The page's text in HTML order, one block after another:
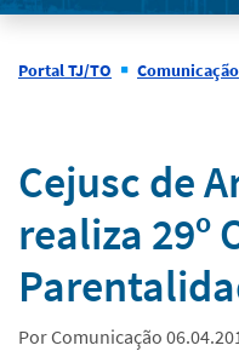
Portal TJ/TO Comunicação
Notícias
Cejusc de
realiza 29º
Por Comunicação